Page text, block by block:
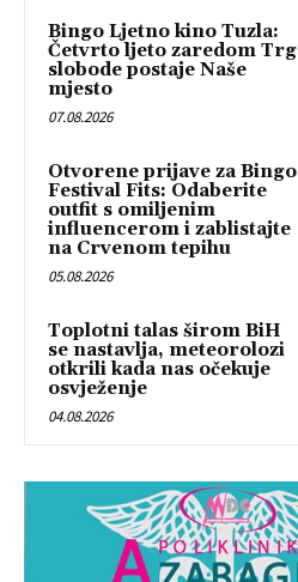
Bingo Ljetno kino Tuzla:
Četvrto ljeto zaredom Trg
slobode postaje Naše
mjesto
07.08.2026
Otvorene prijave za Bingo
Festival Fits: Odaberite
outfit s omiljenim
influencerom i zablistajte
na Crvenom tepihu
05.08.2026
Toplotni talas širom BiH
se nastavlja, meteorolozi
otkrili kada nas očekuje
osvježenje
04.08.2026